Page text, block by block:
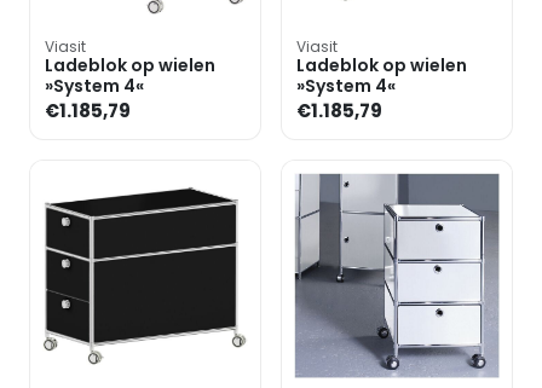
Viasit
Ladeblok op wielen
»System 4«
€1.185,79
Viasit
Ladeblok op wielen
»System 4«
€1.185,79